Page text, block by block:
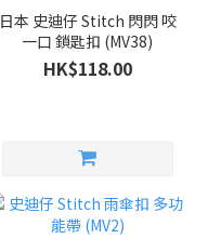
日本 史迪仔 Stitch 閃閃 咬
一口 鎖匙扣 (MV38)
HK$118.00